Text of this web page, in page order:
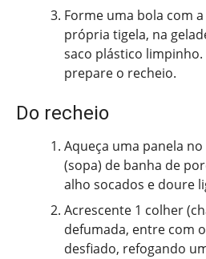
Forme uma bola com
própria tigela, na
saco plástico
prepare o recheio.
Do recheio
Aqueça uma panela
(sopa) de banha de
alho socados e doure
Acrescente 1 colher
defumada, entre com
desfiado, refogando